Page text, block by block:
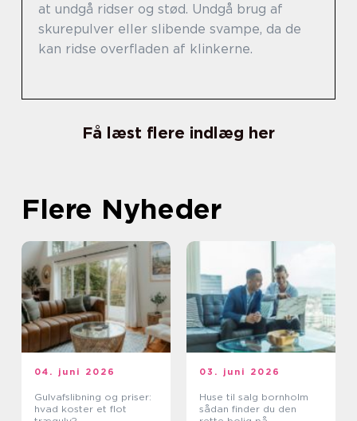
at undgå ridser og stød. Undgå brug af
skurepulver eller slibende svampe, da de
kan ridse overfladen af klinkerne.
Få læst flere indlæg her
Flere Nyheder
04. juni 2026
Gulvafslibning og priser:
hvad koster et flot
03. juni 2026
Huse til salg bornholm
sådan finder du den